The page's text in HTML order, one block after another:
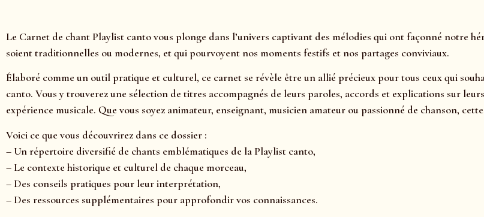
Le Carnet de chant Playlist canto vous plonge dans l’univers captivant des mélodies qui ont façonné notre
soient traditionnelles ou modernes, et qui pourvoyent nos moments festifs et nos partages conviviaux.
Élaboré comme un outil pratique et culturel, ce carnet se révèle être un allié précieux pour tous ceux qui
canto. Vous y trouverez une sélection de titres accompagnés de leurs paroles, accords et explications sur
expérience musicale. Que vous soyez animateur, enseignant, musicien amateur ou passionné de chanson,
Voici ce que vous découvrirez dans ce dossier :
– Un répertoire diversifié de chants emblématiques de la Playlist canto,
– Le contexte historique et culturel de chaque morceau,
– Des conseils pratiques pour leur interprétation,
– Des ressources supplémentaires pour approfondir vos connaissances.